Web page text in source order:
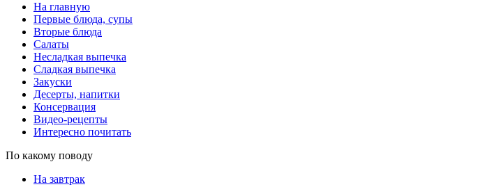
На главную
Первые блюда, супы
Вторые блюда
Салаты
Несладкая выпечка
Сладкая выпечка
Закуски
Десерты, напитки
Консервация
Видео-рецепты
Интересно почитать
По какому поводу
На завтрак